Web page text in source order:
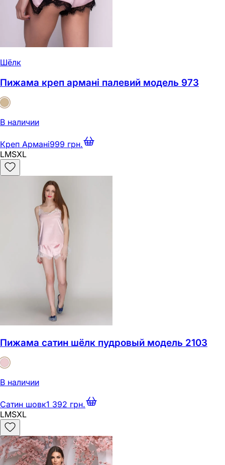
Шёлк
Пижама креп армані палевий модель 973
В наличии
Креп Армані999 грн.
LMSXL
Пижама сатин шёлк пудровый модель 2103
В наличии
Сатин шовк1 392 грн.
LMSXL